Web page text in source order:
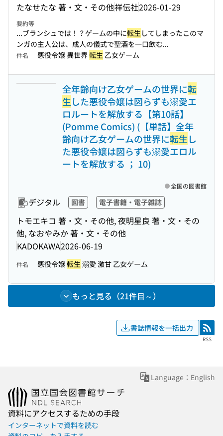
たなせたな 著・文・その他祥伝社2026-01-29
要約等
...ブランシュでは！？ゲームの中に転生してしまったこのマ
ンガの主人公は、成人の儀式で聖酒を一口飲む...
件名 悪役令嬢 異世界転生 乙女ゲーム
全年齢向け乙女ゲームの世界に転
生した悪役令嬢は図らずも溺愛エ
ロルートを解放する【第10話】
(Pomme Comics) (【単話】全年
齢向け乙女ゲームの世界に転生し
た悪役令嬢は図らずも溺愛エロル
ートを解放する ； 10)
デジタル 図書 電子書籍・電子雑誌
トモエキコ 著・文・その他, 夜明星良 著・文・その
他, なおやみか 著・文・その他
KADOKAWA2026-06-19
全国の図書館
件名 悪役令嬢転生溺愛 激甘 乙女ゲーム
もっと見る（21件目～）
書誌情報を一括出力 RSS
RSS
Language：English
資料にアクセスするための手段
インターネットで資料を読む